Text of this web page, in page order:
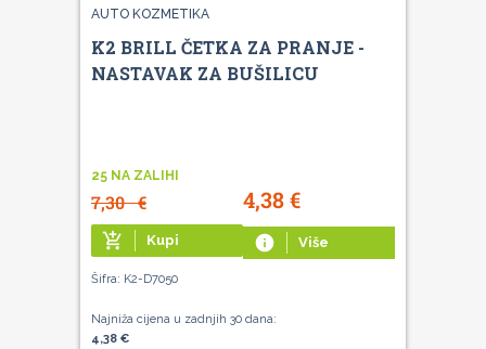
AUTO KOZMETIKA
K2 BRILL ČETKA ZA PRANJE -
NASTAVAK ZA BUŠILICU
25 NA ZALIHI
7,30€ 4,38€
add_shopping_cart Kupi info Više
Šifra: K2-D7050
Najniža cijena u zadnjih 30 dana:
4,38 €